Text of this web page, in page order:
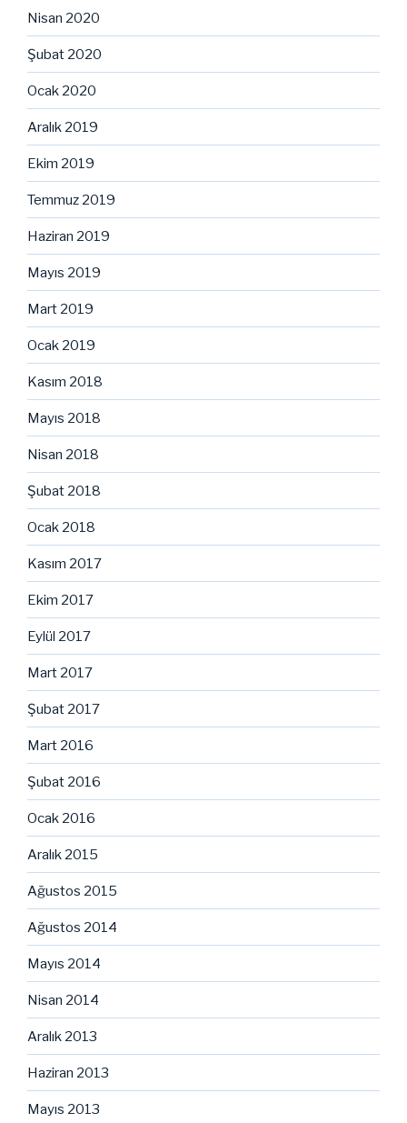
Nisan 2020
Şubat 2020
Ocak 2020
Aralık 2019
Ekim 2019
Temmuz 2019
Haziran 2019
Mayıs 2019
Mart 2019
Ocak 2019
Kasım 2018
Mayıs 2018
Nisan 2018
Şubat 2018
Ocak 2018
Kasım 2017
Ekim 2017
Eylül 2017
Mart 2017
Şubat 2017
Mart 2016
Şubat 2016
Ocak 2016
Aralık 2015
Ağustos 2015
Ağustos 2014
Mayıs 2014
Nisan 2014
Aralık 2013
Haziran 2013
Mayıs 2013